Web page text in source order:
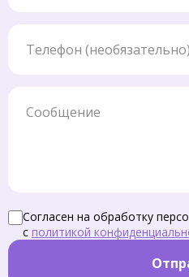
Согласен на обработку
с политикой